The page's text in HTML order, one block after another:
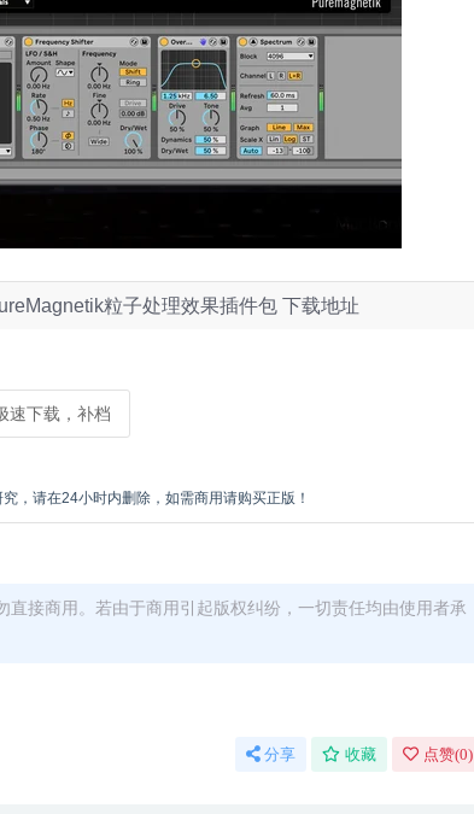
粒子处理效果插件包 下载地址
速下载，补档
，请在24小时内删除，如需商用请购买正版！
接商用。若由于商用引起版权纠纷，一切责任均由使用者承
分享 收藏 点赞(0)